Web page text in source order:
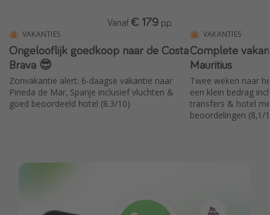
Reiskalender
25 beste pretparken
Beste keukens ter wereld
Center Parcs
Disneyland Parijs
All inclusive vakantie in Griekenland
VAKANTIES
Ongelooflijk goedkoop naar de Costa
Brava 😎
Zonvakantie alert: 6-daagse vakantie naar
Pineda de Mar, Spanje inclusief vluchten &
goed beoordeeld hotel (8.3/10)
Vanaf € 179 p.p.
VAKANTIES
Complete
Mauritius
Twee weken naar
een klein bedrag
transfers & hotel
beoordelingen (8,1/